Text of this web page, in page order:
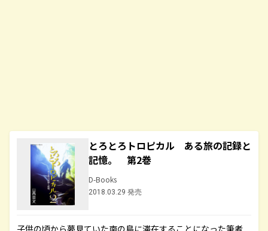
とろとろトロピカル ある旅の記録と
記憶。 第2巻
D-Books
2018.03.29 発売
子供の頃から夢見ていた南の島に滞在することになった筆者